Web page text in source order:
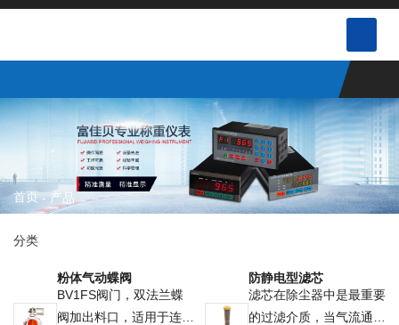
首页- 产品
分类
粉体气动蝶阀
BV1FS阀门，双法兰蝶
阀加出料口，适用于连接
防静电型滤芯
滤芯在除尘器中是最重要
的过滤介质，当气流通过